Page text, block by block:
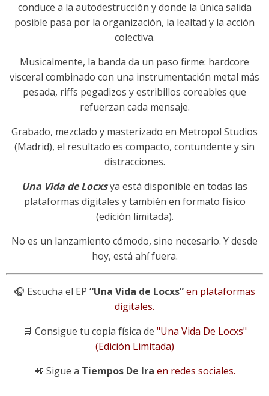
conduce a la autodestrucción y donde la única salida
posible pasa por la organización, la lealtad y la acción
colectiva.
Musicalmente, la banda da un paso firme: hardcore
visceral combinado con una instrumentación metal más
pesada, riffs pegadizos y estribillos coreables que
refuerzan cada mensaje.
Grabado, mezclado y masterizado en Metropol Studios
(Madrid), el resultado es compacto, contundente y sin
distracciones.
Una Vida de Locxsya está disponible en todas las
plataformas digitales y también en formato físico
(edición limitada).
No es un lanzamiento cómodo, sino necesario. Y desde
hoy, está ahí fuera.
🎧 Escucha el EP “Una Vida de Locxs”en plataformas
digitales.
🛒 Consigue tu copia física de "Una Vida De Locxs"
(Edición Limitada)
📲 Sigue a Tiempos De Ira en redes sociales.